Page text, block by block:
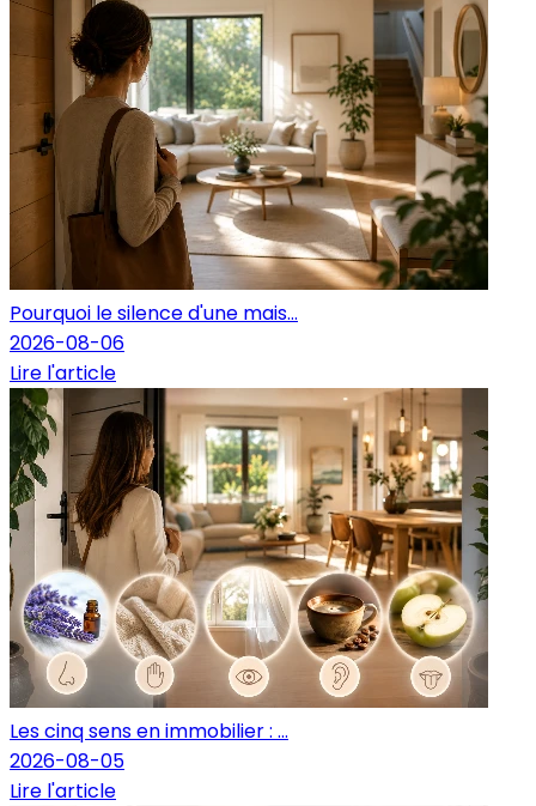
Pourquoi le silence d'une mais...
2026-08-06
Lire l'article
Les cinq sens en immobilier : ...
2026-08-05
Lire l'article